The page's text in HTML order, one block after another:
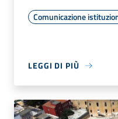
Comunicazione
LEGGI DI PIÙ